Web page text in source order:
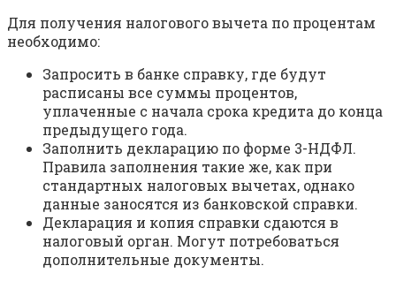
Для получения налогового вычета по процентам
необходимо:
Запросить в банке справку, где будут
расписаны все суммы процентов,
уплаченные с начала срока кредита до конца
предыдущего года.
Заполнить декларацию по форме 3-НДФЛ.
Правила заполнения такие же, как при
стандартных налоговых вычетах, однако
данные заносятся из банковской справки.
Декларация и копия справки сдаются в
налоговый орган. Могут потребоваться
дополнительные документы.